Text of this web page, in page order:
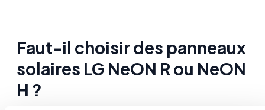
Faut-il choisir des panneaux
solaires LG NeON R ou NeON
H ?